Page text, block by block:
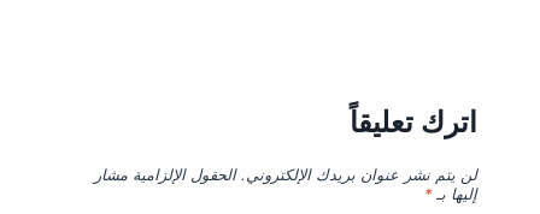
اترك تعليقاً
لن يتم نشر عنوان بريدك الإلكتروني. الحقول الإلزامية مشار
إليها بـ*